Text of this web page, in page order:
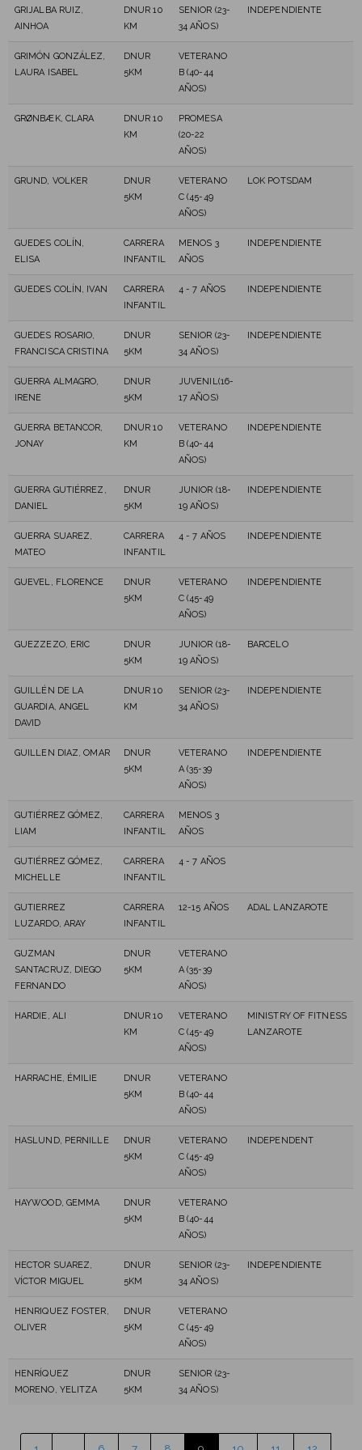
GRIJALBA RUIZ,
AINHOA
DNUR 10
KM
SENIOR (23-
34 AÑOS)
INDEPENDIENTE
GRIMÓN GONZÁLEZ,
LAURA ISABEL
DNUR
5KM
VETERANO
B (40-44
AÑOS)
GRØNBÆK, CLARA
DNUR 10
KM
PROMESA
(20-22
AÑOS)
GRUND, VOLKER
DNUR
5KM
VETERANO
C (45-49
AÑOS)
LOK POTSDAM
GUEDES COLÍN,
ELISA
CARRERA
INFANTIL
MENOS 3
AÑOS
INDEPENDIENTE
GUEDES COLÍN, IVAN
CARRERA
INFANTIL
4 - 7 AÑOS INDEPENDIENTE
GUEDES ROSARIO,
FRANCISCA CRISTINA
DNUR
5KM
SENIOR (23-
34 AÑOS)
INDEPENDIENTE
GUERRA ALMAGRO,
IRENE
DNUR
5KM
JUVENIL(16-
17 AÑOS)
GUERRA BETANCOR,
JONAY
DNUR 10
KM
VETERANO
B (40-44
AÑOS)
INDEPENDIENTE
GUERRA GUTIÉRREZ,
DANIEL
DNUR
5KM
JUNIOR (18-
19 AÑOS)
INDEPENDIENTE
GUERRA SUAREZ,
MATEO
CARRERA
INFANTIL
4 - 7 AÑOS INDEPENDIENTE
GUEVEL, FLORENCE
DNUR
5KM
VETERANO
C (45-49
AÑOS)
INDEPENDIENTE
GUEZZEZO, ERIC
DNUR
5KM
JUNIOR (18-
19 AÑOS)
BARCELO
GUILLÉN DE LA
GUARDIA, ANGEL
DAVID
DNUR 10
KM
SENIOR (23-
34 AÑOS)
INDEPENDIENTE
GUILLEN DIAZ, OMAR
DNUR
5KM
VETERANO
A (35-39
AÑOS)
INDEPENDIENTE
GUTIÉRREZ GÓMEZ,
LIAM
CARRERA
INFANTIL
MENOS 3
AÑOS
GUTIÉRREZ GÓMEZ,
MICHELLE
CARRERA
INFANTIL
4 - 7 AÑOS
GUTIERREZ
LUZARDO, ARAY
CARRERA
INFANTIL
12-15 AÑOS ADAL LANZAROTE
GUZMAN
SANTACRUZ, DIEGO
FERNANDO
DNUR
5KM
VETERANO
A (35-39
AÑOS)
HARDIE, ALI
DNUR 10
KM
VETERANO
C (45-49
AÑOS)
MINISTRY OF FITNESS
LANZAROTE
HARRACHE, ÉMILIE
DNUR
5KM
VETERANO
B (40-44
AÑOS)
HASLUND, PERNILLE
DNUR
5KM
VETERANO
C (45-49
AÑOS)
INDEPENDENT
HAYWOOD, GEMMA
DNUR
5KM
VETERANO
B (40-44
AÑOS)
HECTOR SUAREZ,
VÍCTOR MIGUEL
DNUR
5KM
SENIOR (23-
34 AÑOS)
INDEPENDIENTE
HENRIQUEZ FOSTER,
OLIVER
DNUR
5KM
VETERANO
C (45-49
AÑOS)
HENRÍQUEZ
MORENO, YELITZA
DNUR
5KM
SENIOR (23-
34 AÑOS)